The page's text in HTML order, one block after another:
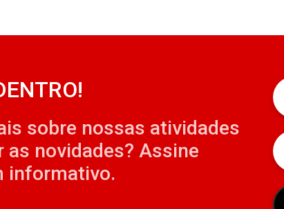
sobre nossas atividades
as novidades? Assine
informativo.